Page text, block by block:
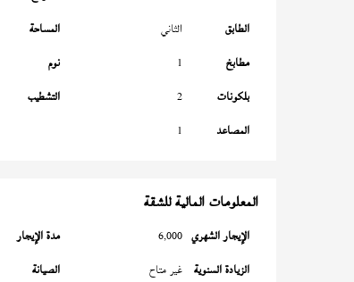
الطابق
الثاني المساحة
مطابخ
1 نوم
بلكونات
2 التشطيب
المصاعد
1
المعلومات المالية للشقة
الإيجار الشهري 6,000 مدة الإيجار
الزيادة السنوية غير متاح الصيانة